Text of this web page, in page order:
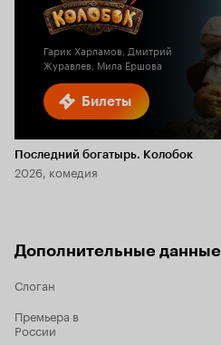
Билеты
Кинопоиска
Гарик Харламов, Дмитрий
Журавлев, Мила Ершова
Последний богатырь. Колобок
2026, комедия
Дополнительные данные
Слоган
Премьера в
России